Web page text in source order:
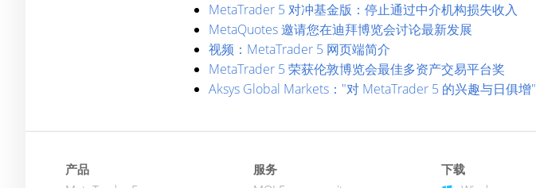
MetaTrader 5 对冲基金版：停止通过中介机构损失收入
MetaQuotes 邀请您在迪拜博览会讨论最新发展
视频：MetaTrader 5 网页端简介
MetaTrader 5 荣获伦敦博览会最佳多资产交易平台奖
Aksys Global Markets："对 MetaTrader 5 的兴趣与日俱增"
产品
服务
下载